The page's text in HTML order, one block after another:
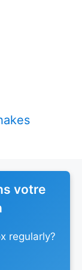
votre
regularly?